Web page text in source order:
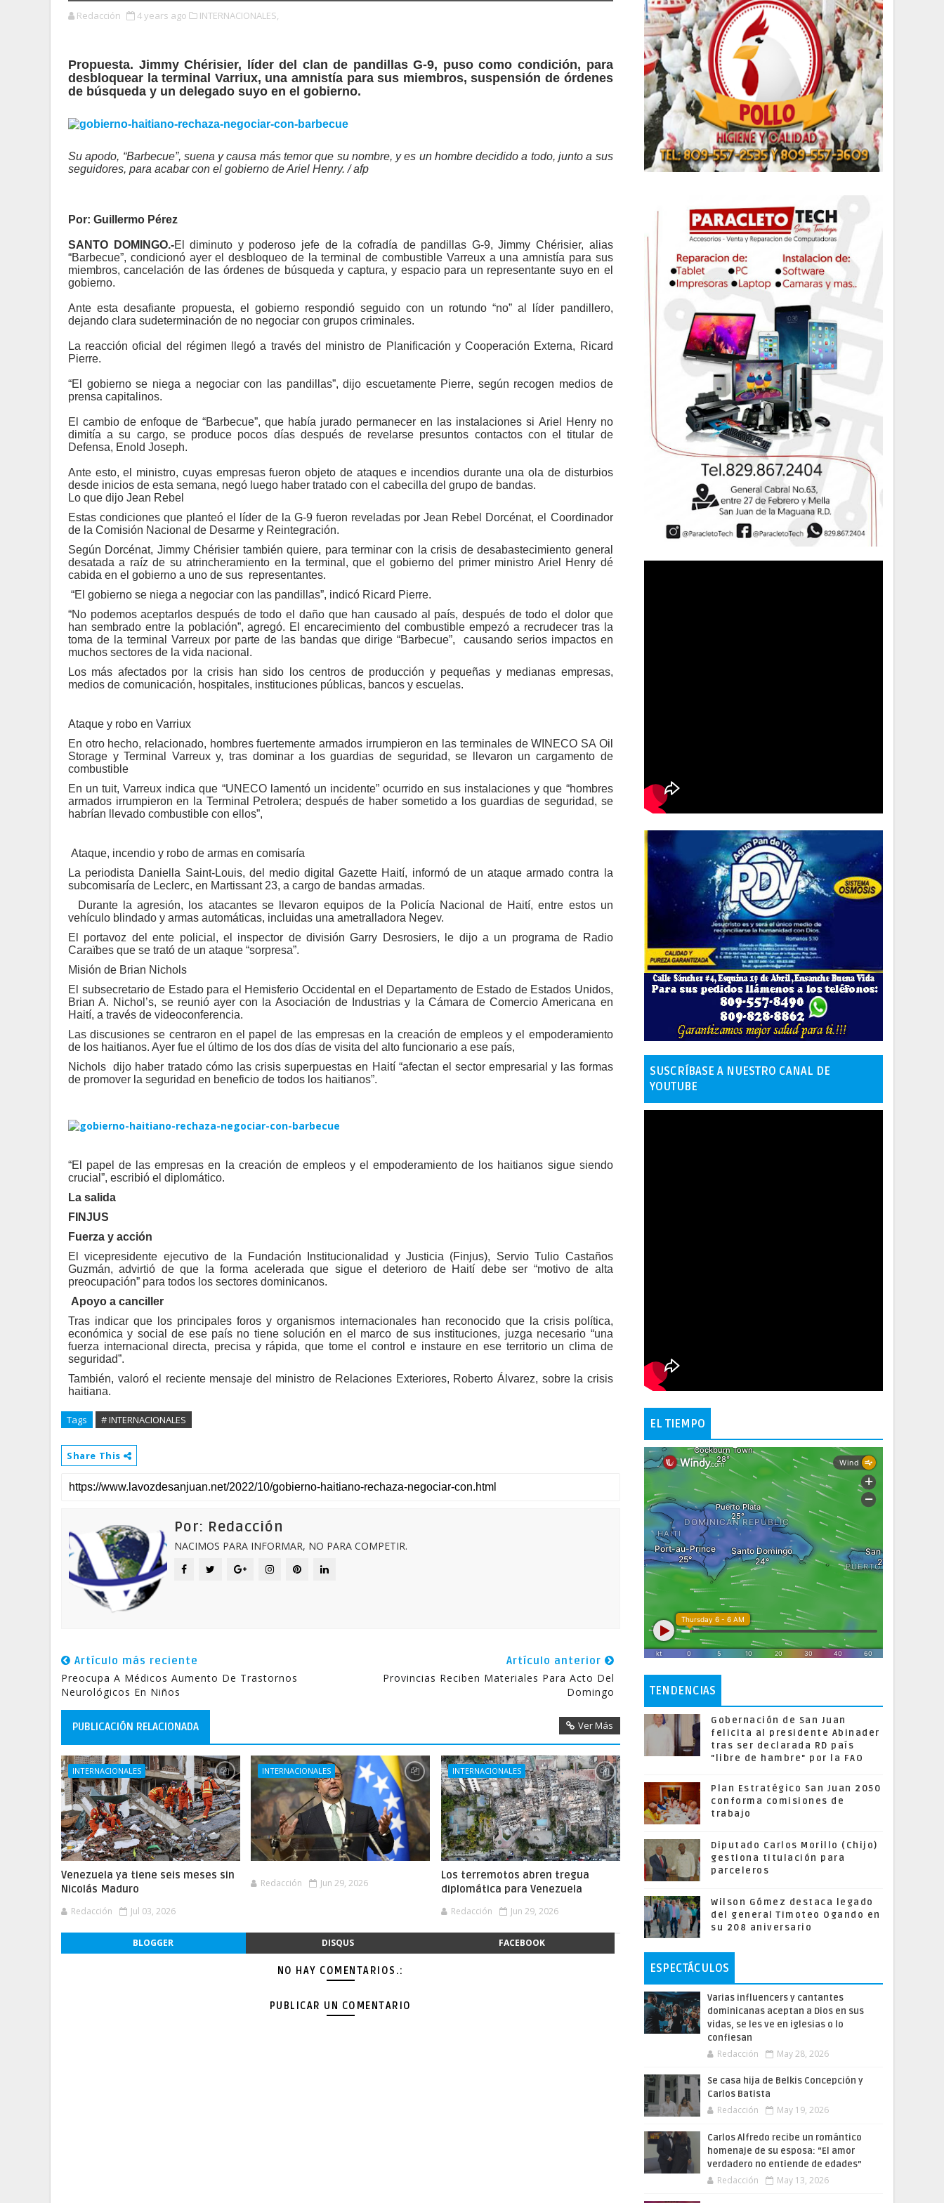
Redacción 4 years ago INTERNACIONALES,
Propuesta. Jimmy Chérisier, líder del clan de pandillas G-9, puso como condición, para
desbloquear la terminal Varriux, una amnistía para sus miembros, suspensión de órdenes
de búsqueda y un delegado suyo en el gobierno.
Su apodo, “Barbecue”, suena y causa más temor que su nombre, y es un hombre decidido a todo, junto a sus
seguidores, para acabar con el gobierno de Ariel Henry. / afp
Por: Guillermo Pérez
SANTO DOMINGO.-El diminuto y poderoso jefe de la cofradía de pandillas G-9, Jimmy Chérisier, alias
“Barbecue”, condicionó ayer el desbloqueo de la terminal de combustible Varreux a una amnistía para sus
miembros, cancelación de las órdenes de búsqueda y captura, y espacio para un representante suyo en el
gobierno.
Ante esta desafiante propuesta, el gobierno respondió seguido con un rotundo “no” al líder pandillero,
dejando clara sudeterminación de no negociar con grupos criminales.
La reacción oficial del régimen llegó a través del ministro de Planificación y Cooperación Externa, Ricard
Pierre.
“El gobierno se niega a negociar con las pandillas”, dijo escuetamente Pierre, según recogen medios de
prensa capitalinos.
El cambio de enfoque de “Barbecue”, que había jurado permanecer en las instalaciones si Ariel Henry no
dimitía a su cargo, se produce pocos días después de revelarse presuntos contactos con el titular de
Defensa, Enold Joseph.
Ante esto, el ministro, cuyas empresas fueron objeto de ataques e incendios durante una ola de disturbios
desde inicios de esta semana, negó luego haber tratado con el cabecilla del grupo de bandas.
Lo que dijo Jean Rebel
Estas condiciones que planteó el líder de la G-9 fueron reveladas por Jean Rebel Dorcénat, el Coordinador
de la Comisión Nacional de Desarme y Reintegración.
Según Dorcénat, Jimmy Chérisier también quiere, para terminar con la crisis de desabastecimiento general
desatada a raíz de su atrincheramiento en la terminal, que el gobierno del primer ministro Ariel Henry dé
cabida en el gobierno a uno de sus representantes.
“El gobierno se niega a negociar con las pandillas”, indicó Ricard Pierre.
“No podemos aceptarlos después de todo el daño que han causado al país, después de todo el dolor que
han sembrado entre la población”, agregó. El encarecimiento del combustible empezó a recrudecer tras la
toma de la terminal Varreux por parte de las bandas que dirige “Barbecue”, causando serios impactos en
muchos sectores de la vida nacional.
Los más afectados por la crisis han sido los centros de producción y pequeñas y medianas empresas,
medios de comunicación, hospitales, instituciones públicas, bancos y escuelas.
Ataque y robo en Varriux
En otro hecho, relacionado, hombres fuertemente armados irrumpieron en las terminales de WINECO SA Oil
Storage y Terminal Varreux y, tras dominar a los guardias de seguridad, se llevaron un cargamento de
combustible
En un tuit, Varreux indica que “UNECO lamentó un incidente” ocurrido en sus instalaciones y que “hombres
armados irrumpieron en la Terminal Petrolera; después de haber sometido a los guardias de seguridad, se
habrían llevado combustible con ellos”,
Ataque, incendio y robo de armas en comisaría
La periodista Daniella Saint-Louis, del medio digital Gazette Haití, informó de un ataque armado contra la
subcomisaría de Leclerc, en Martissant 23, a cargo de bandas armadas.
Durante la agresión, los atacantes se llevaron equipos de la Policía Nacional de Haití, entre estos un
vehículo blindado y armas automáticas, incluidas una ametralladora Negev.
El portavoz del ente policial, el inspector de división Garry Desrosiers, le dijo a un programa de Radio
Caraïbes que se trató de un ataque “sorpresa”.
Misión de Brian Nichols
El subsecretario de Estado para el Hemisferio Occidental en el Departamento de Estado de Estados Unidos,
Brian A. Nichol’s, se reunió ayer con la Asociación de Industrias y la Cámara de Comercio Americana en
Haití, a través de videoconferencia.
Las discusiones se centraron en el papel de las empresas en la creación de empleos y el empoderamiento
de los haitianos. Ayer fue el último de los dos días de visita del alto funcionario a ese país,
Nichols dijo haber tratado cómo las crisis superpuestas en Haití “afectan el sector empresarial y las formas
de promover la seguridad en beneficio de todos los haitianos”.
“El papel de las empresas en la creación de empleos y el empoderamiento de los haitianos sigue siendo
crucial”, escribió el diplomático.
La salida
FINJUS
Fuerza y acción
El vicepresidente ejecutivo de la Fundación Institucionalidad y Justicia (Finjus), Servio Tulio Castaños
Guzmán, advirtió de que la forma acelerada que sigue el deterioro de Haití debe ser “motivo de alta
preocupación” para todos los sectores dominicanos.
Apoyo a canciller
Tras indicar que los principales foros y organismos internacionales han reconocido que la crisis política,
económica y social de ese país no tiene solución en el marco de sus instituciones, juzga necesario “una
fuerza internacional directa, precisa y rápida, que tome el control e instaure en ese territorio un clima de
seguridad”.
También, valoró el reciente mensaje del ministro de Relaciones Exteriores, Roberto Álvarez, sobre la crisis
haitiana.
Tags # INTERNACIONALES
Share This
Por: Redacción
NACIMOS PARA INFORMAR, NO PARA COMPETIR.
Artículo más reciente
Preocupa A Médicos Aumento De Trastornos
Neurológicos En Niños
Artículo anterior
Provincias Reciben Materiales Para Acto Del
Domingo
PUBLICACIÓN RELACIONADA Ver Más
INTERNACIONALES
Venezuela ya tiene seis meses sin
Nicolás Maduro
Redacción Jul 03, 2026
INTERNACIONALES
Redacción Jun 29, 2026
INTERNACIONALES
Los terremotos abren tregua
diplomática para Venezuela
Redacción Jun 29, 2026
BLOGGER DISQUS FACEBOOK
NO HAY COMENTARIOS.:
PUBLICAR UN COMENTARIO
SUSCRÍBASE A NUESTRO CANAL DE
YOUTUBE
EL TIEMPO
TENDENCIAS
Gobernación de San Juan
felicita al presidente Abinader
tras ser declarada RD país
"libre de hambre" por la FAO
Plan Estratégico San Juan 2050
conforma comisiones de
trabajo
Diputado Carlos Morillo (Chijo)
gestiona titulación para
parceleros
Wilson Gómez destaca legado
del general Timoteo Ogando en
su 208 aniversario
ESPECTÁCULOS
Varias influencers y cantantes
dominicanas aceptan a Dios en sus
vidas, se les ve en iglesias o lo
confiesan
Redacción May 28, 2026
Se casa hija de Belkis Concepción y
Carlos Batista
Redacción May 19, 2026
Carlos Alfredo recibe un romántico
homenaje de su esposa: “El amor
verdadero no entiende de edades”
Redacción May 13, 2026